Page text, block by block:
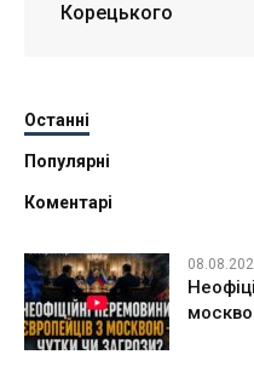
Корецького
Останні
Популярні
Коментарі